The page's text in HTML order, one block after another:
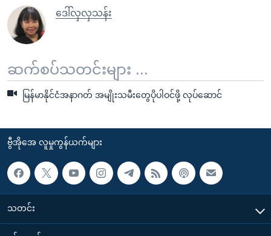
ဒေါ်လှလှသန်း
ဆက်စပ်သတင်းများ ...
မြန်မာနိုင်ငံအနာဂတ် အမျိုးသမီးတွေပိုပါဝင်ဖို့ လုပ်ဆောင်
ဗွီအိုအေ လူမှုကွန်ယက်များ
သတင်း